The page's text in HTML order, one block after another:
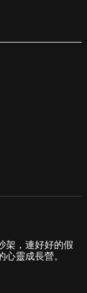
架，連好好的假
靈成長營。